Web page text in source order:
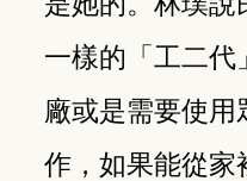
一樣的「工二代
廠或是需要使用
作，如果能從家